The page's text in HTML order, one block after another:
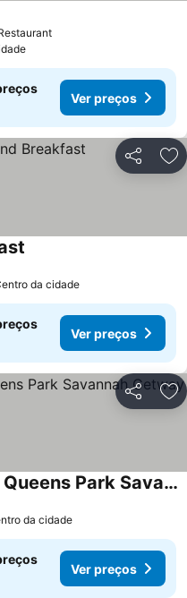
Ver preços
Ver preços
Partilhar
da cidade
Ver preços
Partilhar
-20% Convenient Studio Queens Park Savannah Getway
da cidade
Ver preços